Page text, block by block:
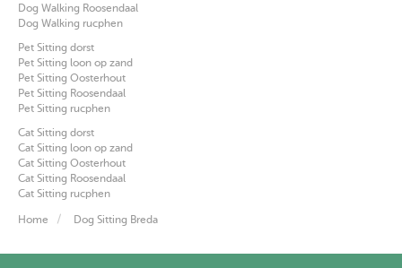
Dog Walking Roosendaal
Dog Walking rucphen
Pet Sitting dorst
Pet Sitting loon op zand
Pet Sitting Oosterhout
Pet Sitting Roosendaal
Pet Sitting rucphen
Cat Sitting dorst
Cat Sitting loon op zand
Cat Sitting Oosterhout
Cat Sitting Roosendaal
Cat Sitting rucphen
Home Dog Sitting Breda